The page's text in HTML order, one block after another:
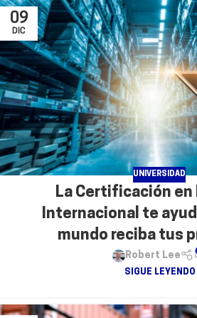
09
DIC
UNIVERSIDAD
La Certificación
Internacional te
mundo reciba tus
Robert Lee
SIGUE LEYENDO